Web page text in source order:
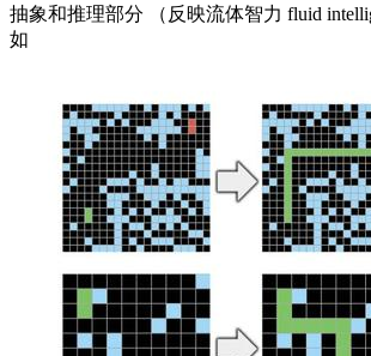
抽象和推理部分 （反映流体智力 fluid
如